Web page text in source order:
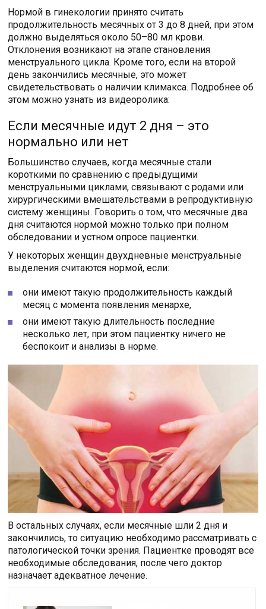
Нормой в гинекологии принято считать
продолжительность месячных от 3 до 8 дней, при этом
должно выделяться около 50–80 мл крови.
Отклонения возникают на этапе становления
менструального цикла. Кроме того, если на второй
день закончились месячные, это может
свидетельствовать о наличии климакса. Подробнее об
этом можно узнать из видеоролика:
Если месячные идут 2 дня – это
нормально или нет
Большинство случаев, когда месячные стали
короткими по сравнению с предыдущими
менструальными циклами, связывают с родами или
хирургическими вмешательствами в репродуктивную
систему женщины. Говорить о том, что месячные два
дня считаются нормой можно только при полном
обследовании и устном опросе пациентки.
У некоторых женщин двухдневные менструальные
выделения считаются нормой, если:
они имеют такую продолжительность каждый
месяц с момента появления менархе,
они имеют такую длительность последние
несколько лет, при этом пациентку ничего не
беспокоит и анализы в норме.
В остальных случаях, если месячные шли 2 дня и
закончились, то ситуацию необходимо рассматривать с
патологической точки зрения. Пациентке проводят все
необходимые обследования, после чего доктор
назначает адекватное лечение.